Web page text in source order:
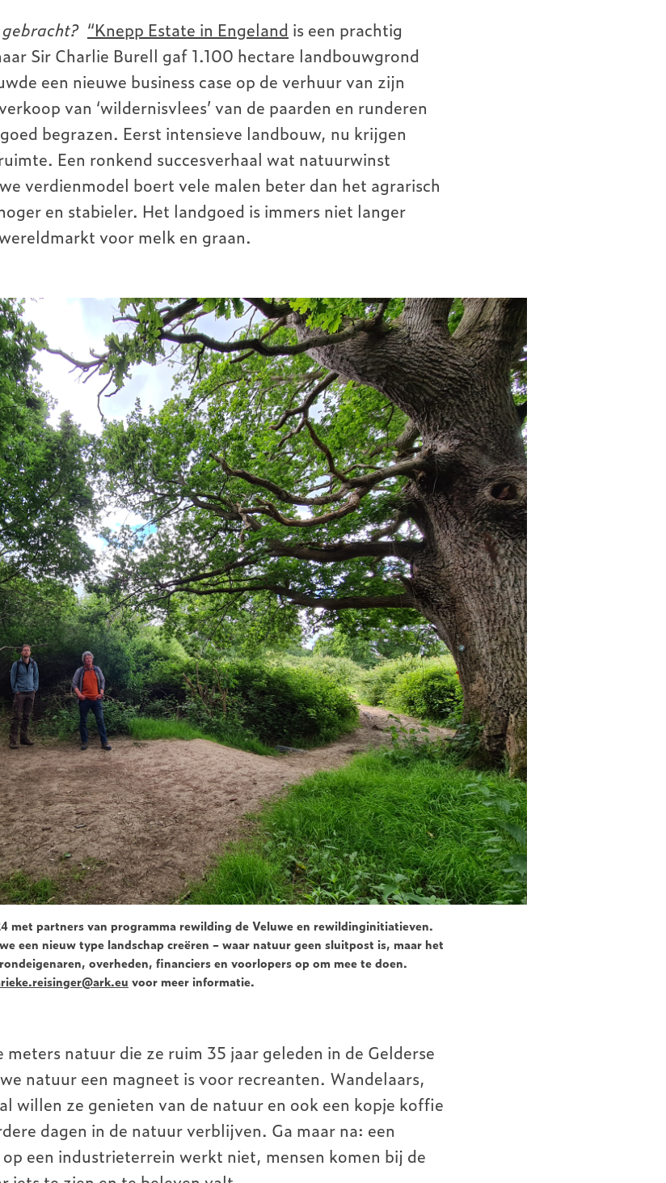
“Knepp Estate in Engeland is een prachtig
Sir Charlie Burell gaf 1.100 hectare landbouwgrond
een nieuwe business case op de verhuur van zijn
van ‘wildernisvlees’ van de paarden en runderen
begrazen. Eerst intensieve landbouw, nu krijgen
Een ronkend succesverhaal wat natuurwinst
verdienmodel boert vele malen beter dan het agrarisch
en stabieler. Het landgoed is immers niet langer
voor melk en graan.
met partners van programma rewilding de Veluwe en rewildinginitiatieven.
een nieuw type landschap creëren – waar natuur geen sluitpost is, maar het
overheden, financiers en voorlopers op om mee te doen.
voor meer informatie.
natuur die ze ruim 35 jaar geleden in de Gelderse
natuur een magneet is voor recreanten. Wandelaars,
willen ze genieten van de natuur en ook een kopje koffie
dagen in de natuur verblijven. Ga maar na: een
een industrieterrein werkt niet, mensen komen bij de